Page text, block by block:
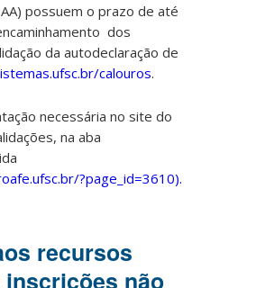
possuem o prazo de até
dos
da autodeclaração de
calouros.
necessária no site do
na aba
?page_id=3610).
recursos
inscrições não